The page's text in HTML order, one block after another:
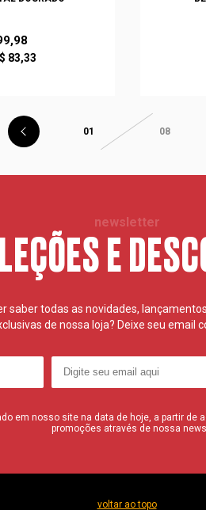
83,33
01 08
newsletter
E
saber todas as novidades,
de nossa loja? Deixe seu email
em nosso site na data de hoje, a partir de
promoções através de nossa
voltar ao topo